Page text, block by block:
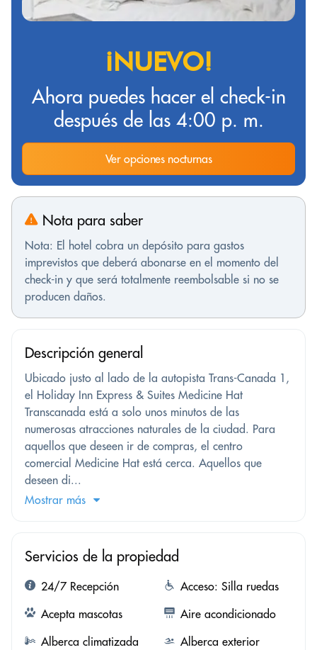
¡NUEVO!
Ahora puedes hacer el check-in
después de las 4:00 p. m.
Ver opciones nocturnas
Nota para saber
Nota: El hotel cobra un depósito para gastos
imprevistos que deberá abonarse en el momento del
check-in y que será totalmente reembolsable si no se
producen daños.
Descripción general
Ubicado justo al lado de la autopista Trans-Canada 1,
el Holiday Inn Express & Suites Medicine Hat
Transcanada está a solo unos minutos de las
numerosas atracciones naturales de la ciudad. Para
aquellos que deseen ir de compras, el centro
comercial Medicine Hat está cerca. Aquellos que
deseen di...
Mostrar más
Servicios de la propiedad
24/7 Recepción
Acceso: Silla ruedas
Acepta mascotas
Aire acondicionado
Alberca climatizada
Alberca exterior